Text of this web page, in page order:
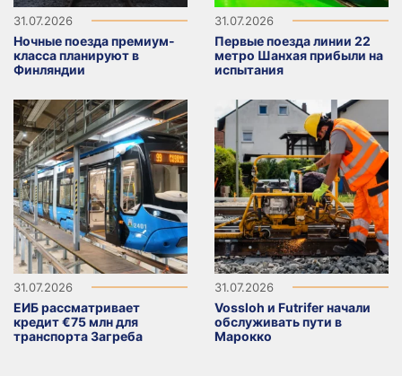
31.07.2026
Ночные поезда премиум-
класса планируют в
Финляндии
31.07.2026
Первые поезда линии 22
метро Шанхая прибыли на
испытания
31.07.2026
ЕИБ рассматривает
кредит €75 млн для
транспорта Загреба
31.07.2026
Vossloh и Futrifer начали
обслуживать пути в
Марокко